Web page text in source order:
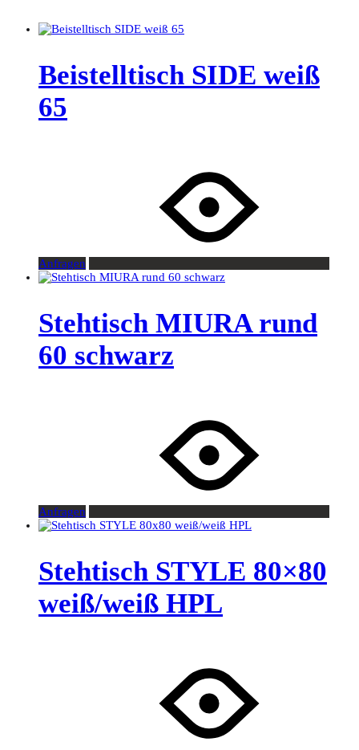
Beistelltisch SIDE weiß
65
Anfragen
Stehtisch MIURA rund
60 schwarz
Anfragen
Stehtisch STYLE 80×80
weiß/weiß HPL